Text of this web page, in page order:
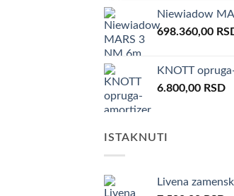
Niewiadow
698.360,00
KNOTT
6.800,00 RSD
ISTAKNUTI
Livena